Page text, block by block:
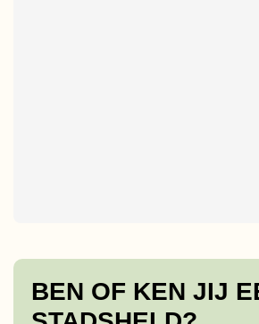
BEN OF KEN JIJ